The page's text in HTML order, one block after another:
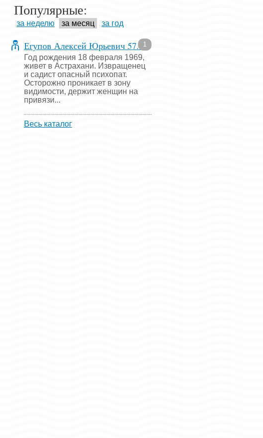
Популярные:
за неделю за месяц за год
Егупов Алексей Юрьевич 57...
Год рождения 18 февраля 1969,
живет в Астрахани. Извращенец
и садист опасный психопат.
Осторожно проникает в зону
видимости, держит женщин на
привязи...
1
Весь каталог